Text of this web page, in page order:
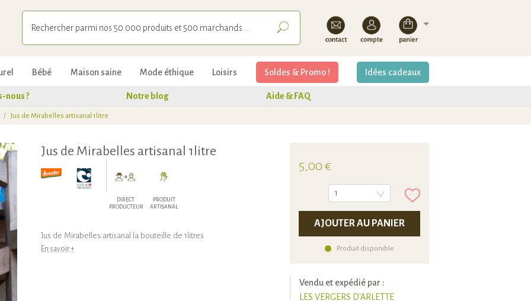
Bébé Maison saine Mode éthique Loisirs Idées cadeaux
Soldes & Promo !
nous ? Notre blog Aide & FAQ
/ Jus de Mirabelles artisanal 1litre
Jus de Mirabelles artisanal 1litre
DIRECT
PRODUCTEUR
PRODUIT
ARTISANAL
Jus de Mirabelles artisanal la bouteille de 1litres
En savoir +
5,00 €
1
AJOUTER AU PANIER
Produit disponible
Vendu et expédié par :
LES VERGERS D'ARLETTE